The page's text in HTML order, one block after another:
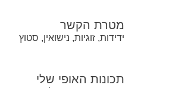
מטרת הקשר
ידידות, זוגיות, נישואין, סטוץ
תכונות האופי שלי